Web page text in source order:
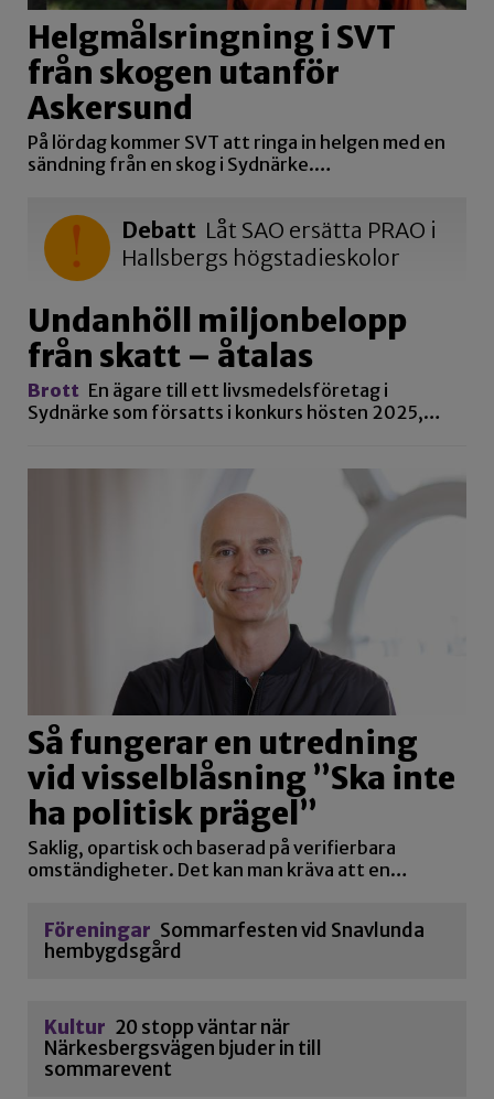
Helgmålsringning i SVT
från skogen utanför
Askersund
På lördag kommer SVT att ringa in helgen med en
sändning från en skog i Sydnärke.…
Debatt Låt SAO ersätta PRAO i
Hallsbergs högstadieskolor
Undanhöll miljonbelopp
från skatt – åtalas
Brott En ägare till ett livsmedelsföretag i
Sydnärke som försatts i konkurs hösten 2025,…
Så fungerar en utredning
vid visselblåsning ”Ska inte
ha politisk prägel”
Saklig, opartisk och baserad på verifierbara
omständigheter. Det kan man kräva att en…
Föreningar Sommarfesten vid Snavlunda
hembygdsgård
Kultur 20 stopp väntar när
Närkesbergsvägen bjuder in till
sommarevent